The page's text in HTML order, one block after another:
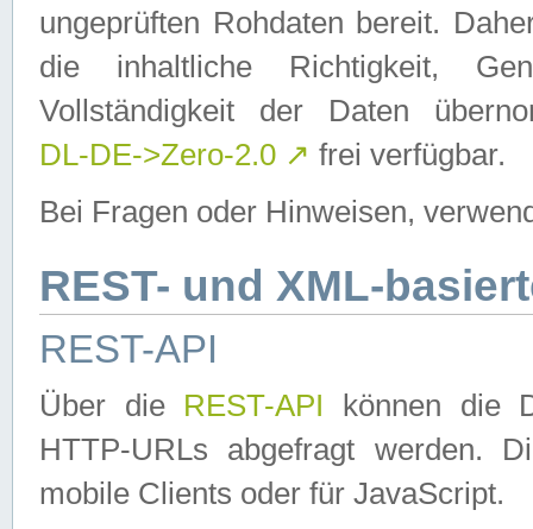
ungeprüften Rohdaten bereit.
die inhaltliche Richtigkeit,
Vollständigkeit der Daten
DL-DE->Zero-2.0 ↗ frei verfügbar.
Bei Fragen oder Hinweisen,
REST- und XML-
REST-API
Über die REST-API können die
HTTP-URLs abgefragt werden.
mobile Clients oder für JavaScript.